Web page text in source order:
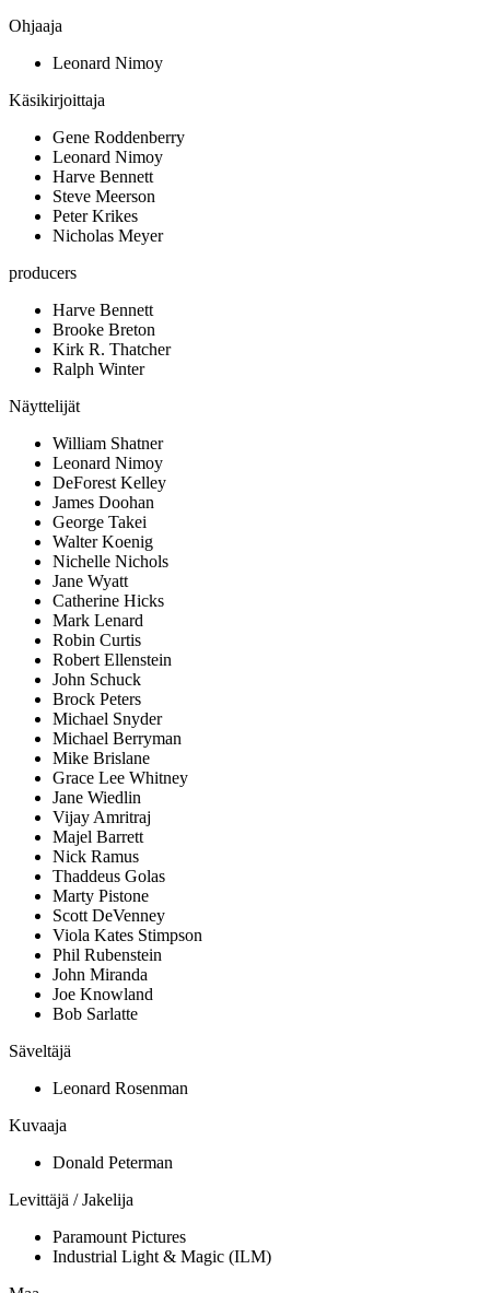
Ohjaaja
Leonard Nimoy
Käsikirjoittaja
Gene Roddenberry
Leonard Nimoy
Harve Bennett
Steve Meerson
Peter Krikes
Nicholas Meyer
producers
Harve Bennett
Brooke Breton
Kirk R. Thatcher
Ralph Winter
Näyttelijät
William Shatner
Leonard Nimoy
DeForest Kelley
James Doohan
George Takei
Walter Koenig
Nichelle Nichols
Jane Wyatt
Catherine Hicks
Mark Lenard
Robin Curtis
Robert Ellenstein
John Schuck
Brock Peters
Michael Snyder
Michael Berryman
Mike Brislane
Grace Lee Whitney
Jane Wiedlin
Vijay Amritraj
Majel Barrett
Nick Ramus
Thaddeus Golas
Marty Pistone
Scott DeVenney
Viola Kates Stimpson
Phil Rubenstein
John Miranda
Joe Knowland
Bob Sarlatte
Säveltäjä
Leonard Rosenman
Kuvaaja
Donald Peterman
Levittäjä / Jakelija
Paramount Pictures
Industrial Light & Magic (ILM)